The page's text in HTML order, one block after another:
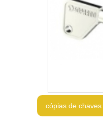
cópias de